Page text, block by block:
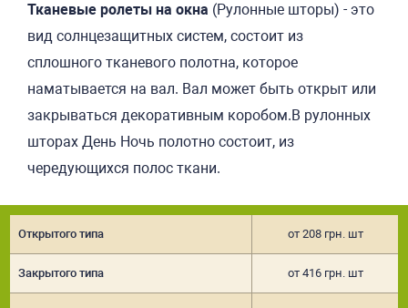
Тканевые ролеты на окна (Рулонные шторы) - это
вид солнцезащитных систем, состоит из
сплошного тканевого полотна, которое
наматывается на вал. Вал может быть открыт или
закрываться декоративным коробом.В рулонных
шторах День Ночь полотно состоит, из
чередующихся полос ткани.
Открытого типа от 208 грн. шт
Закрытого типа от 416 грн. шт